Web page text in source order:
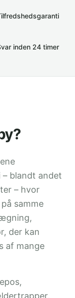
inden 24 timer
blandt andet
– hvor
samme
der kan
af mange